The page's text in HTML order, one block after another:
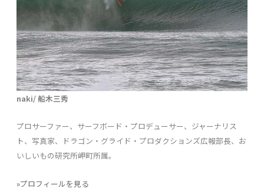
naki/ 船木三秀
プロサーファー、サーフボード・プロデューサー、ジャーナリス
ト、写真家、ドラゴン・グライド・プロダクションズ広報部長、お
いしいもの研究所岬町所属。
»プロフィールを見る